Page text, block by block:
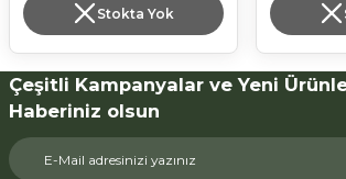
Stokta Yok
Çeşitli Kampanyalar ve Yeni
Haberiniz olsun